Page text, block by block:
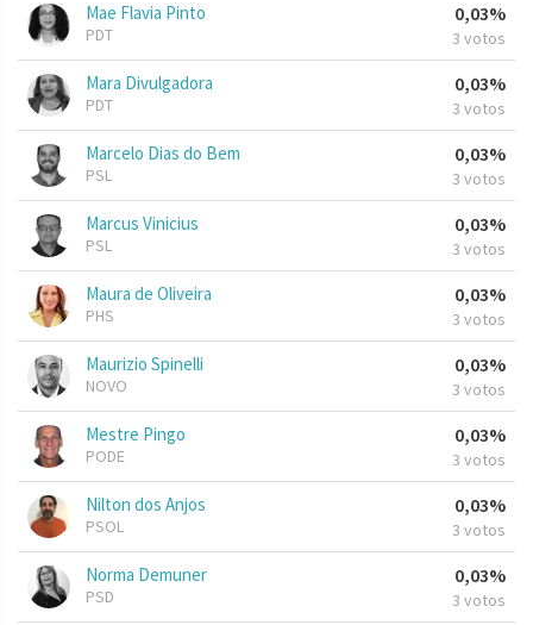
Mae Flavia Pinto
PDT
0,03%
3 votos
Mara Divulgadora
PDT
0,03%
3 votos
Marcelo Dias do Bem
PSL
0,03%
3 votos
Marcus Vinicius
PSL
0,03%
3 votos
Maura de Oliveira
PHS
0,03%
3 votos
Maurizio Spinelli
NOVO
0,03%
3 votos
Mestre Pingo
PODE
0,03%
3 votos
Nilton dos Anjos
PSOL
0,03%
3 votos
Norma Demuner
PSD
0,03%
3 votos